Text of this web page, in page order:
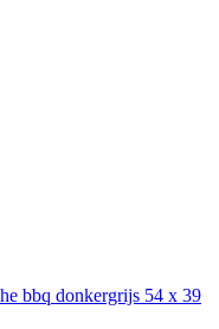
bbq donkergrijs 54 x 39